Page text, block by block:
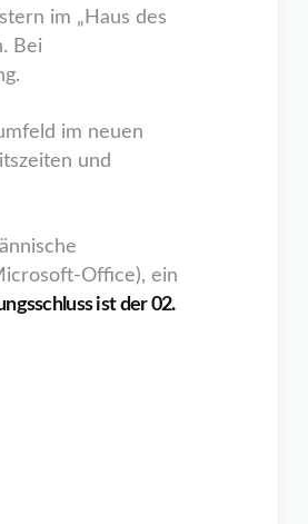
im „Haus des
Bei
im neuen
und
Office), ein
ist der 02.